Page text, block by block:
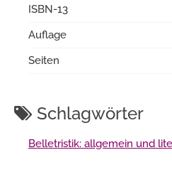
ISBN-13
Auflage
Seiten
Schlagwörter
Belletristik: allgemein und